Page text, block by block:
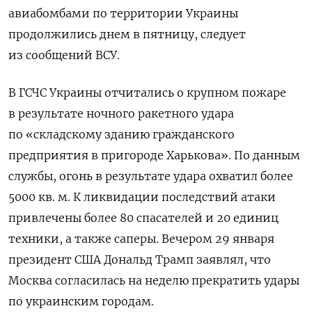
авиабомбами по территории Украины
продолжились днем в пятницу, следует
из сообщений ВСУ.
В ГСЧС Украины отчитались о крупном пожаре
в результате ночного ракетного удара
по «складскому зданию гражданского
предприятия в пригороде Харькова». По данным
службы, огонь в результате удара охватил более
5000 кв. м. К ликвидации последствий атаки
привлечены более 80 спасателей и 20 единиц
техники, а также саперы. Вечером 29 января
президент США Дональд Трамп заявлял, что
Москва согласилась на неделю прекратить удары
по украинским городам.